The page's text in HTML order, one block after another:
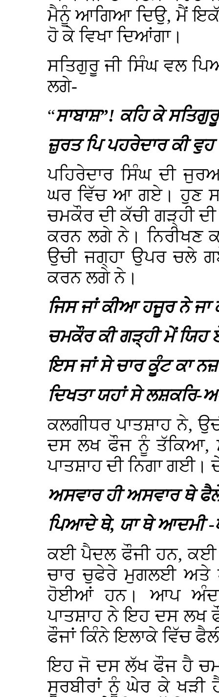
ਮੈਨੂੰ ਆਗਿਆ ਦਿਉ, ਮੈਂ
ਹੋ ਕੇ ਵਿਖਾ ਦਿਆਂਗਾ।
ਸਤਿਗੁਰੂ ਜੀ ਸਿੰਘ ਵਲ
ਲਗੇ-
“ਸਾਬਾਸ਼”! ਕਹਿ ਕੇ
ਜ਼ੁਰਤ ਪਿ ਪਹਰੇਦਾਰ ਕੀ
ਪਹਿਰੇਦਾਰ ਸਿੰਘ ਦੀ
ਘਰ ਵਿੱਚ ਆ ਗਏ। ਹੁਣ
ਚਮਕੌਰ ਦੀ ਕੱਚੀ ਗੜ੍ਹੀ
ਕਰਨ ਲਗੇ ਨੇ। ਨਿਰੀਖਣ
ਉਚੀ ਜਗ੍ਹਾ ਉਪਰ ਚਲੇ
ਕਰਨ ਲਗੇ ਨੇ।
ਜਿਸ ਜਾਂ ਕੀਆ ਹਜੂਰ ਨੇ ਜਾ
ਚਮਕੌਰ ਕੀ ਗੜ੍ਹੀ ਮੇਂ ਯਿਹ
ਇਸ ਜਾਂ ਸੇ ਚਾਰ ਕੂੰਟ ਕਾ
ਦਿਖਤਾ ਯਹਾਂ ਸੇ ਲਸ਼ਕਰਿ-
ਕਲਗੀਧਰ ਪਾਤਸ਼ਾਹ ਨੇ,
ਦਸ ਲਖ ਫੌਜ ਨੂੰ ਤੱਕਿਆ,
ਪਾਤਸ਼ਾਹ ਦੀ ਨਿਗਾ ਗਈ।
ਅਸਵਾਰ ਹੀ ਅਸਵਾਰ ਥੇ
ਪਿਆਦੇ ਥੇ, ਯਾ ਥੇ ਆਦਮੀ
ਕਈ ਪੈਦਲ ਫੌਜੀ ਹਨ,
ਚਾਰ ਚੁਫੇਰੇ ਮੁਗਲਈ ਅਤੇ
ਹੋਈਆਂ ਹਨ। ਆਪ
ਪਾਤਸ਼ਾਹ ਨੇ ਇਹ ਦਸ ਲਖ
ਫੌਜਾਂ ਕਿੰਨੇ ਇਲਾਕੇ ਵਿੱਚ
ਇਹ ਜੋ ਦਸ ਲੱਖ ਫੌਜ ਹੈ
ਸੂਰਬੀਰਾਂ ਨੂੰ ਘੇਰ ਕੇ ਖੜੀ